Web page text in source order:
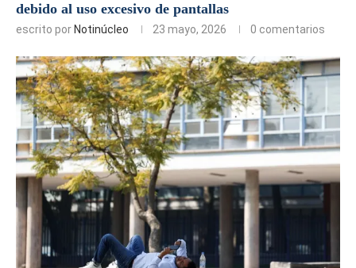
debido al uso excesivo de pantallas
escrito por Notinúcleo 23 mayo, 2026 0 comentarios